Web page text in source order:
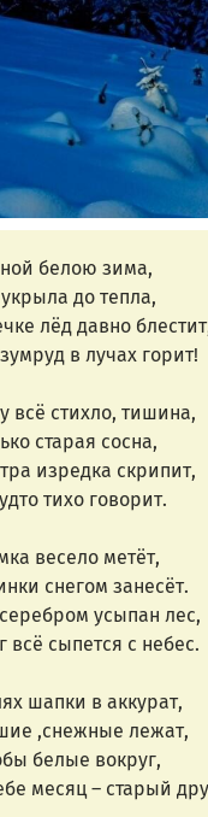
белою зима,
до тепла,
лёд давно
в лучах горит!
всё стихло, тишина,
старая сосна,
изредка скрипит,
тихо говорит.
весело метёт,
снегом занесёт.
усыпан лес,
всё сыпется с небес.
шапки в аккурат,
,снежные лежат,
белые вокруг,
месяц – старый